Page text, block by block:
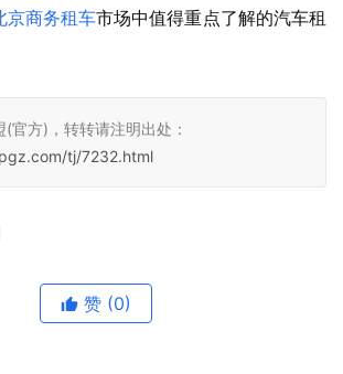
京商务租车市场中值得重点了解的汽车租
官方)，转转请注明出处：
tj/7232.html
赞 (0)